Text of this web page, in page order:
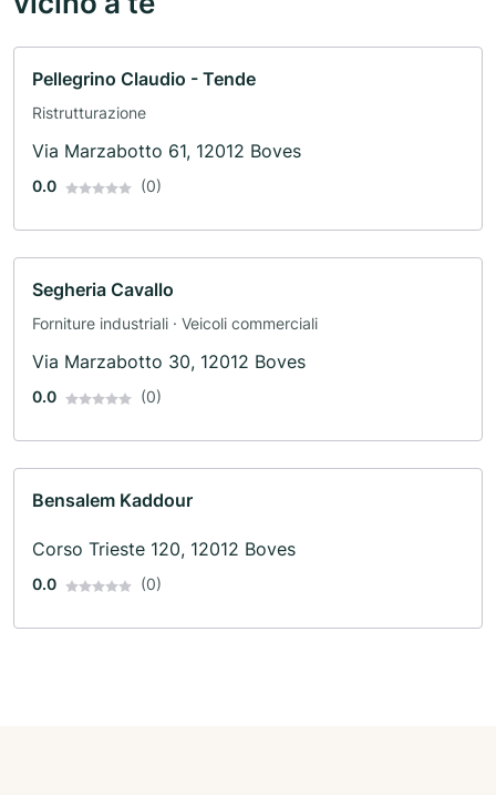
Pellegrino Claudio - Tende
Ristrutturazione
Via Marzabotto 61, 12012 Boves
0.0 (0)
Segheria Cavallo
Forniture industriali · Veicoli commerciali
Via Marzabotto 30, 12012 Boves
0.0 (0)
Bensalem Kaddour
Corso Trieste 120, 12012 Boves
0.0 (0)